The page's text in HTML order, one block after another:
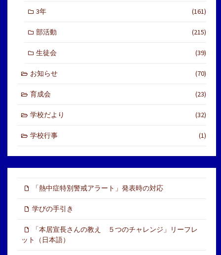
3年 (161)
部活動 (215)
生徒会 (39)
お知らせ (70)
育成会 (23)
学校だより (32)
学校行事 (1)
「熱中症特別警戒アラート」発表時の対応
学びの手引き
「本居宣長さんの教え ５つのチャレンジ」リーフレ
ット（日本語）